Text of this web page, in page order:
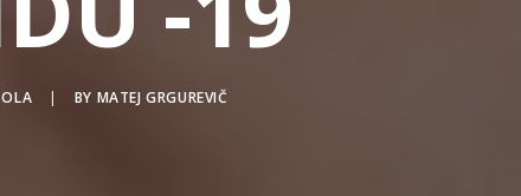
| BY MATEJ GRGUREVIČ